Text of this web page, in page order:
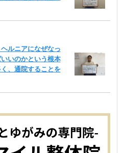
ルニアになぜなっ
いのかという根本
、通院することを